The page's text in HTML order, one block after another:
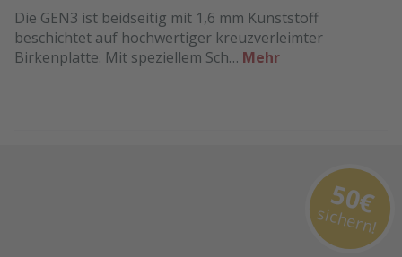
Die GEN3 ist beidseitig mit 1,6 mm Kunststoff
beschichtet auf hochwertiger kreuzverleimter
Birkenplatte. Mit speziellem Sch… Mehr
50€
sichern!